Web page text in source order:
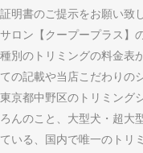
証明書のご提示をお願い致
サロン【クープープラス】
種別のトリミングの料金表
ての記載や当店こだわりの
東京都中野区のトリミング
ろんのこと、大型犬・超大
ている、国内で唯一のトリ